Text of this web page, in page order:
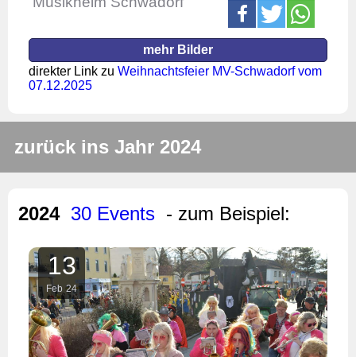
mehr Bilder
direkter Link zu Weihnachtsfeier MV-Schwadorf vom
07.12.2025
zurück ins Jahr 2024
2024 30 Events - zum Beispiel:
13
Feb 24